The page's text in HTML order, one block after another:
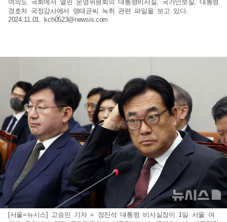
여의도 국회에서 열린 운영위원회의 대통령비서실, 국가안보실, 대통령
경호처 국정감사에서 명태균씨 녹취 관련 파일을 보고 있다.
2024.11.01. kch0523@newsis.com
[서울=뉴시스] 고승민 기자 = 정진석 대통령 비서실장이 1일 서울 여